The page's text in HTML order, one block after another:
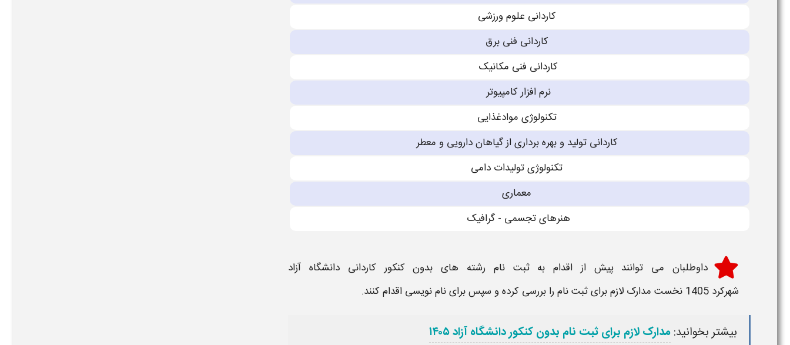
كاردانی علوم ورزشی
كاردانی فنی برق
كاردانی فنی مكانیک
نرم افزار كامپیوتر
تكنولوژى موادغذایی
كاردانی تولید و بهره بردارى از گیاهان دارویی و معطر
تكنولوژى تولیدات دامی
معمارى
هنرهاى تجسمی - گرافیک
داوطلبان می توانند پیش از اقدام بهثبت نام رشته های بدون کنکور کاردانی دانشگاه آزاد
شهرکرد 1405
نخست مدارک لازم برایثبت نام را بررسی کرده و سپس برای نام نویسی اقدام کنند.
بیشتر بخوانید:مدارک لازم برای ثبت نام بدون کنکور دانشگاه آزاد ۱۴۰۵